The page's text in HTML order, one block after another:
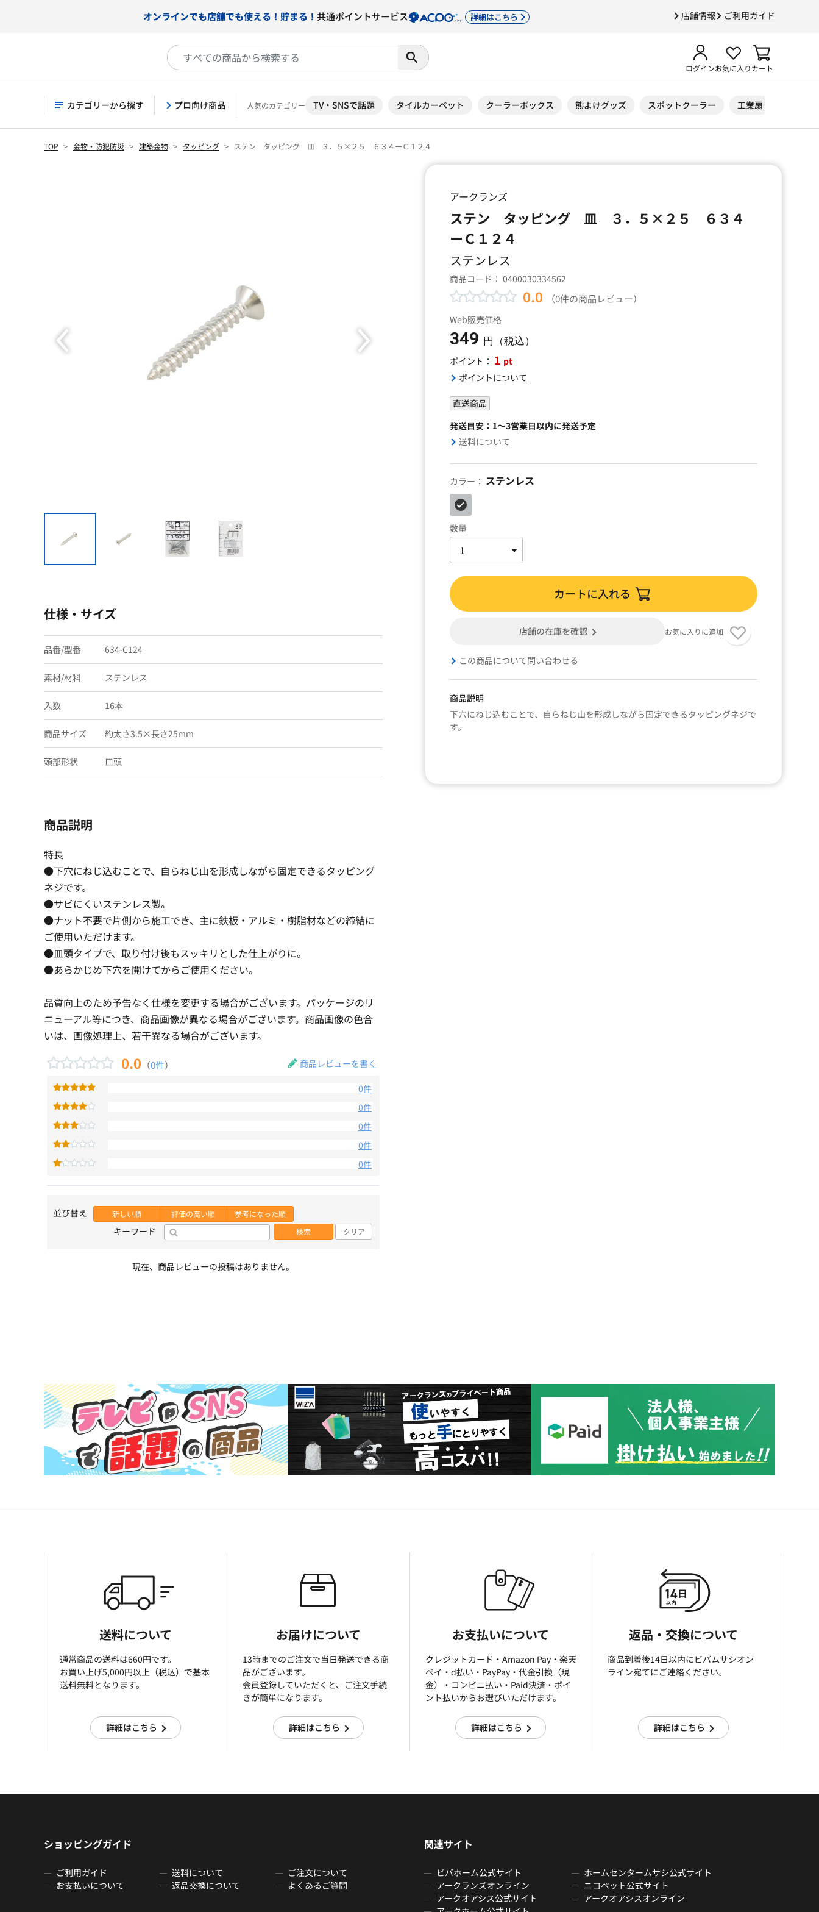
店舗情報 ご利用ガイド
オンラインでも店舗でも使える！貯まる！ 共通ポイントサービス 詳細はこちら
ログインお気に入りカート
カテゴリーから探す プロ向け商品 人気のカテゴリー TV・SNSで話題 タイルカーペット クーラーボックス 熊よけグッズ スポットクーラー 工業扇
TOP 金物・防犯防災 建築金物 タッピング ステン タッピング 皿 ３．５×２５ ６３４ーＣ１２４
アークランズ
ステン タッピング 皿 ３．５×２５ ６３４
ーＣ１２４
ステンレス
商品コード： 0400030334562
0.0 （0件の商品レビュー）
Web販売価格
349 円（税込）
ポイント： 1 pt
ポイントについて
直送商品
発送目安：1～3営業日以内に発送予定
送料について
カラー： ステンレス
数量
カートに入れる
店舗の在庫を確認 お気に入りに追加
この商品について問い合わせる
商品説明
下穴にねじ込むことで、自らねじ山を形成しながら固定できるタッピングネジで
す。
仕様・サイズ
品番/型番 634-C124
素材/材料 ステンレス
入数 16本
商品サイズ 約太さ3.5×長さ25mm
頭部形状 皿頭
商品説明
特長
●下穴にねじ込むことで、自らねじ山を形成しながら固定できるタッピング
ネジです。
●サビにくいステンレス製。
●ナット不要で片側から施工でき、主に鉄板・アルミ・樹脂材などの締結に
ご使用いただけます。
●皿頭タイプで、取り付け後もスッキリとした仕上がりに。
●あらかじめ下穴を開けてからご使用ください。
品質向上のため予告なく仕様を変更する場合がございます。パッケージのリ
ニューアル等につき、商品画像が異なる場合がございます。商品画像の色合
いは、画像処理上、若干異なる場合がございます。
0.0 （0件） 商品レビューを書く
0件
0件
0件
0件
0件
並び替え 新しい順 評価の高い順 参考になった順
キーワード 検索 クリア
現在、商品レビューの投稿はありません。
送料について
通常商品の送料は660円です。
お買い上げ5,000円以上（税込）で基本
送料無料となります。
詳細はこちら
お届けについて
13時までのご注文で当日発送できる商
品がございます。
会員登録していただくと、ご注文手続
きが簡単になります。
詳細はこちら
お支払いについて
クレジットカード・Amazon Pay・楽天
ぺイ・d払い・PayPay・代金引換（現
金）・コンビニ払い・Paid決済・ポイ
ント払いからお選びいただけます。
詳細はこちら
返品・交換について
商品到着後14日以内にビバムサシオン
ライン宛てにご連絡ください。
詳細はこちら
ショッピングガイド
ご利用ガイド 送料について
ご注文について
お支払いについて
返品交換について よくあるご質問
関連サイト
ビバホーム公式サイト
ホームセンタームサシ公式サイト
アークランズオンライン
ニコペット公式サイト
アークオアシス公式サイト
アークオアシスオンライン